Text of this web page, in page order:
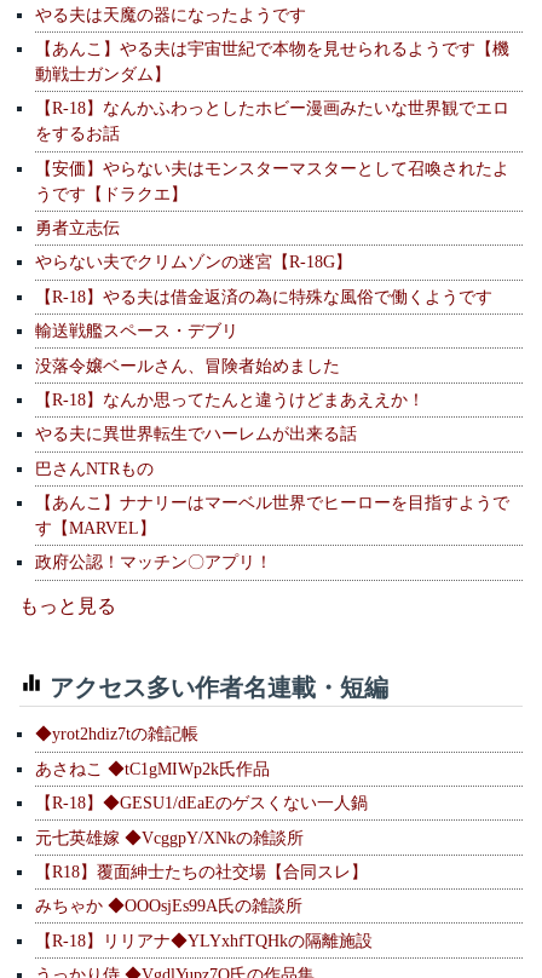
やる夫は天魔の器になったようです
【あんこ】やる夫は宇宙世紀で本物を見せられるようです【機
動戦士ガンダム】
【R-18】なんかふわっとしたホビー漫画みたいな世界観でエロ
をするお話
【安価】やらない夫はモンスターマスターとして召喚されたよ
うです【ドラクエ】
勇者立志伝
やらない夫でクリムゾンの迷宮【R-18G】
【R-18】やる夫は借金返済の為に特殊な風俗で働くようです
輸送戦艦スペース・デブリ
没落令嬢ベールさん、冒険者始めました
【R-18】なんか思ってたんと違うけどまあええか！
やる夫に異世界転生でハーレムが出来る話
巴さんNTRもの
【あんこ】ナナリーはマーベル世界でヒーローを目指すようで
す【MARVEL】
政府公認！マッチン〇アプリ！
もっと見る
アクセス多い作者名連載・短編
◆yrot2hdiz7tの雑記帳
あさねこ ◆tC1gMIWp2k氏作品
【R-18】◆GESU1/dEaEのゲスくない一人鍋
元七英雄嫁 ◆VcggpY/XNkの雑談所
【R18】覆面紳士たちの社交場【合同スレ】
みちゃか ◆OOOsjEs99A氏の雑談所
【R-18】リリアナ◆YLYxhfTQHkの隔離施設